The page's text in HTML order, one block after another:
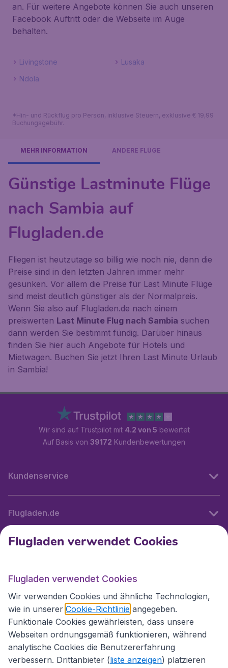
an. Für weitere Angebote können Sie auch unseren
Facebook Auftritt oder die Webseite im Auge
behalten.
Livingstone
Lusaka
Ndola
*Hin- und Rückflug pro Person, inklusive Steuern, exklusive € 19,99
Buchungsgebühr.
MEHR INFORMATION ANDERE FLÜGE
Günstige Lastminute Flüge
nach Sambia auf
Flugladen.de
Fliegen ist heutzutage so billig wie noch nie, denn die
Preise sind in den letzten Jahren immer mehr
gesunken. Vor allem die Preise für Last Minute Flüge
sind meist deutlich günstiger als der Normalpreis.
Wenn Sie also auf Flugladen.de nach einem
preiswerten Last Minute Flug nach Sambia suchen
dann werden Sie bestimmt fündig. Darüber hinaus
finden Sie hier auch Angebote für Hotels und
Mietwagen. Buchen Sie jetzt Ihren Last Minute Urlaub
in Sambia!
Wir sind auf Trustpilot mit 4.2 von 5 bewertet
Auf Basis von 39172 Kundenbewertungen
Kundenservice
Flugladen.de
Internationale Webseiten
Folgen Sie uns:
Flugladen verwendet Cookies
Flugladen verwendet Cookies
Wir verwenden Cookies und ähnliche Technologien,
wie in unserer Cookie-Richtlinie angegeben.
Funktionale Cookies gewährleisten, dass unsere
Webseiten ordnungsgemäß funktionieren, während
analytische Cookies die Benutzererfahrung
verbessern. Drittanbieter (liste anzeigen) platzieren